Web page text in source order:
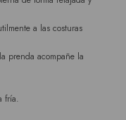
a las costuras
prenda acompañe la
fría.